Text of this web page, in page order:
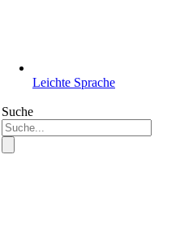
Leichte Sprache
Suche